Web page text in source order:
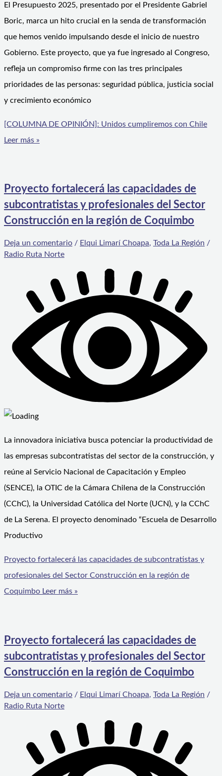
El Presupuesto 2025, presentado por el Presidente Gabriel
Boric, marca un hito crucial en la senda de transformación
que hemos venido impulsando desde el inicio de nuestro
Gobierno. Este proyecto, que ya fue ingresado al Congreso,
refleja un compromiso firme con las tres principales
prioridades de las personas: seguridad pública, justicia social
y crecimiento económico
[COLUMNA DE OPINIÓN]: Unidos cumpliremos con Chile
Leer más »
Proyecto fortalecerá las capacidades de
subcontratistas y profesionales del Sector
Construcción en la región de Coquimbo
Deja un comentario / Elqui Limarí Choapa, Toda La Región /
Radio Ruta Norte
La innovadora iniciativa busca potenciar la productividad de
las empresas subcontratistas del sector de la construcción, y
reúne al Servicio Nacional de Capacitación y Empleo
(SENCE), la OTIC de la Cámara Chilena de la Construcción
(CChC), la Universidad Católica del Norte (UCN), y la CChC
de La Serena. El proyecto denominado “Escuela de Desarrollo
Productivo
Proyecto fortalecerá las capacidades de subcontratistas y
profesionales del Sector Construcción en la región de
Coquimbo Leer más »
Proyecto fortalecerá las capacidades de
subcontratistas y profesionales del Sector
Construcción en la región de Coquimbo
Deja un comentario / Elqui Limarí Choapa, Toda La Región /
Radio Ruta Norte